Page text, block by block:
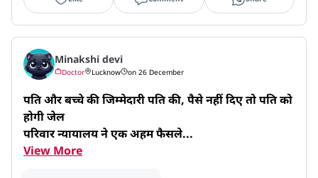
Minakshi devi
Doctor Lucknow on 26 December
पति और बच्चे की जिम्मेदारी पति की, पैसे नहीं दिए तो पति को
होगी जेल
परिवार न्यायालय ने एक अहम फैसले...
View More